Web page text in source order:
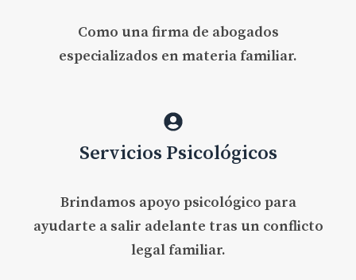
Como una firma de abogados
especializados en materia familiar.
Servicios Psicológicos
Brindamos apoyo psicológico para
ayudarte a salir adelante tras un conflicto
legal familiar.